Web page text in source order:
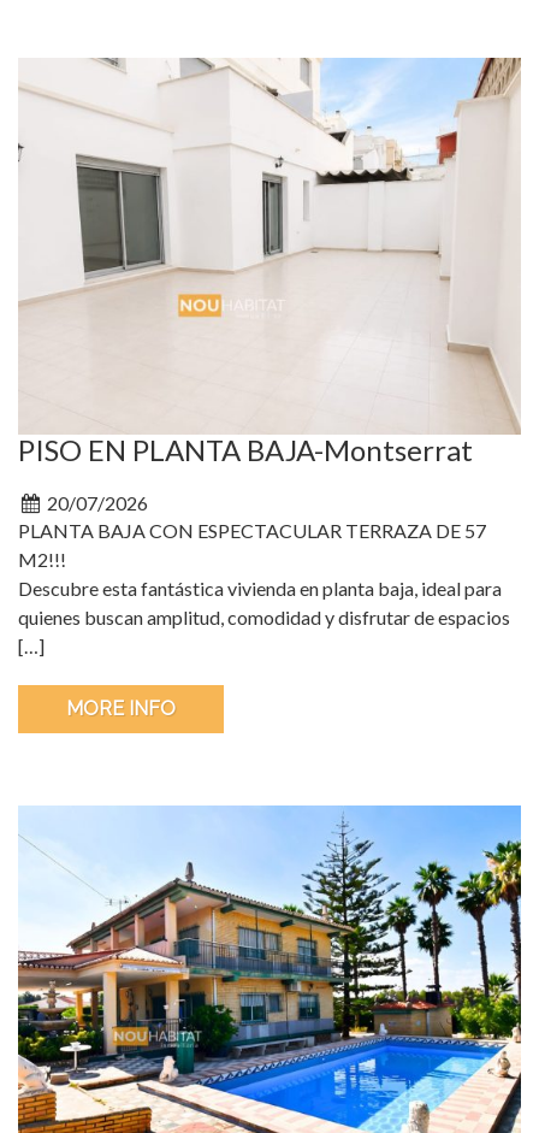
PISO EN PLANTA BAJA-Montserrat
20/07/2026
PLANTA BAJA CON ESPECTACULAR TERRAZA DE 57
M2!!!
Descubre esta fantástica vivienda en planta baja, ideal para
quienes buscan amplitud, comodidad y disfrutar de espacios
[…]
MORE INFO